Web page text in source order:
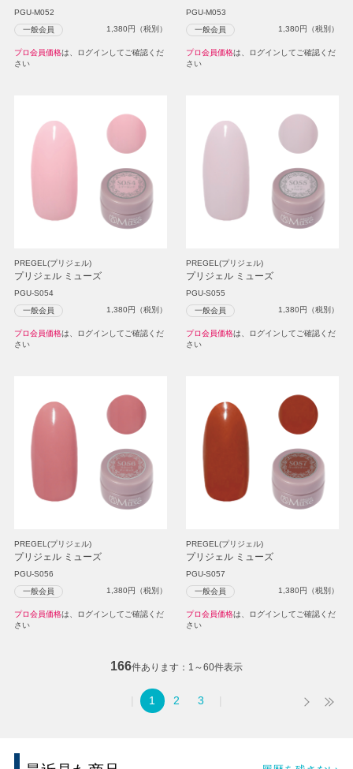
PGU-M052
一般会員 1,380円（税別）
プロ会員価格は、ログインしてご確認くだ
さい
PGU-M053
一般会員 1,380円（税別）
プロ会員価格は、ログインしてご確認くだ
さい
PREGEL(プリジェル)
プリジェル ミューズ
PGU-S054
一般会員 1,380円（税別）
プロ会員価格は、ログインしてご確認くだ
さい
PREGEL(プリジェル)
プリジェル ミューズ
PGU-S055
一般会員 1,380円（税別）
プロ会員価格は、ログインしてご確認くだ
さい
PREGEL(プリジェル)
プリジェル ミューズ
PGU-S056
一般会員 1,380円（税別）
プロ会員価格は、ログインしてご確認くだ
さい
PREGEL(プリジェル)
プリジェル ミューズ
PGU-S057
一般会員 1,380円（税別）
プロ会員価格は、ログインしてご確認くだ
さい
166件あります 1～60件表示
1 2 3